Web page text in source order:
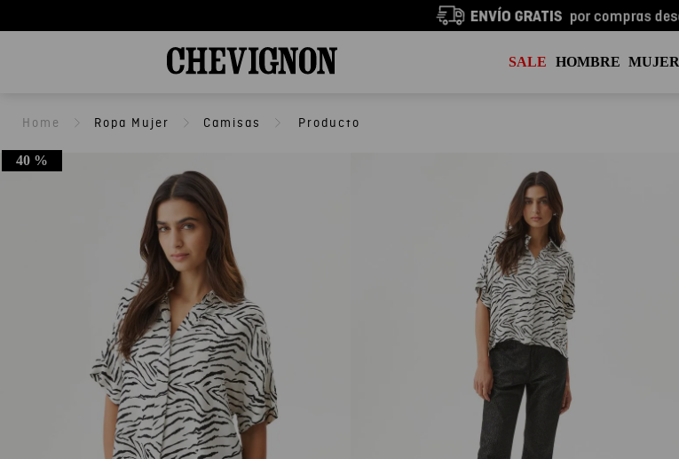
SALE HOMBRE MUJER
Ropa Mujer Camisas
40 %